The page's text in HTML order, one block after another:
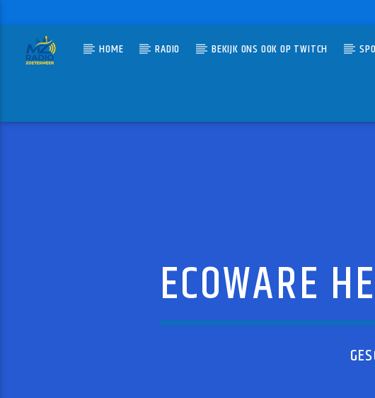
HOME RADIO BEKIJK ONS OOK OP TWITCH
ECOWARE